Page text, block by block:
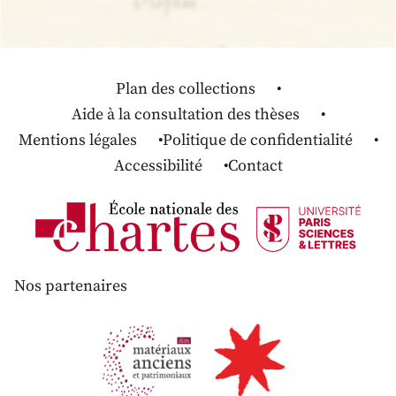
Plan des collections
Aide à la consultation des thèses
Mentions légales
Politique de confidentialité
Accessibilité
Contact
Nos partenaires